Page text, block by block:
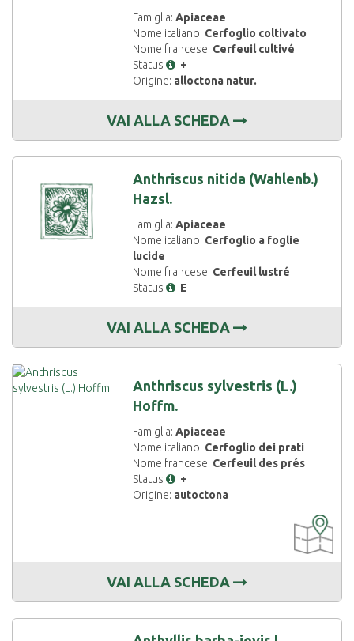
Famiglia:Apiaceae
Nome italiano: Cerfoglio coltivato
Nome francese: Cerfeuil cultivé
Status
:+
Origine: alloctona natur.
VAI ALLA SCHEDA
Anthriscus nitida (Wahlenb.)
Hazsl.
Famiglia:Apiaceae
Nome italiano: Cerfoglio a foglie
lucide
Nome francese: Cerfeuil lustré
Status
:E
VAI ALLA SCHEDA
Anthriscus sylvestris (L.)
Hoffm.
Famiglia:Apiaceae
Nome italiano: Cerfoglio dei prati
Nome francese: Cerfeuil des prés
Status
:+
Origine: autoctona
DISPONIBILE
VAI ALLA SCHEDA